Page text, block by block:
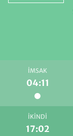
İMSAK
04:11
İKINDI
17:02